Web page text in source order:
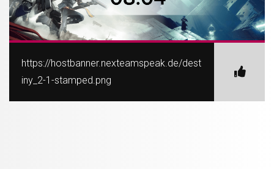
https://hostbanner.nexteamspeak.de/dest
iny_2-1-stamped.png